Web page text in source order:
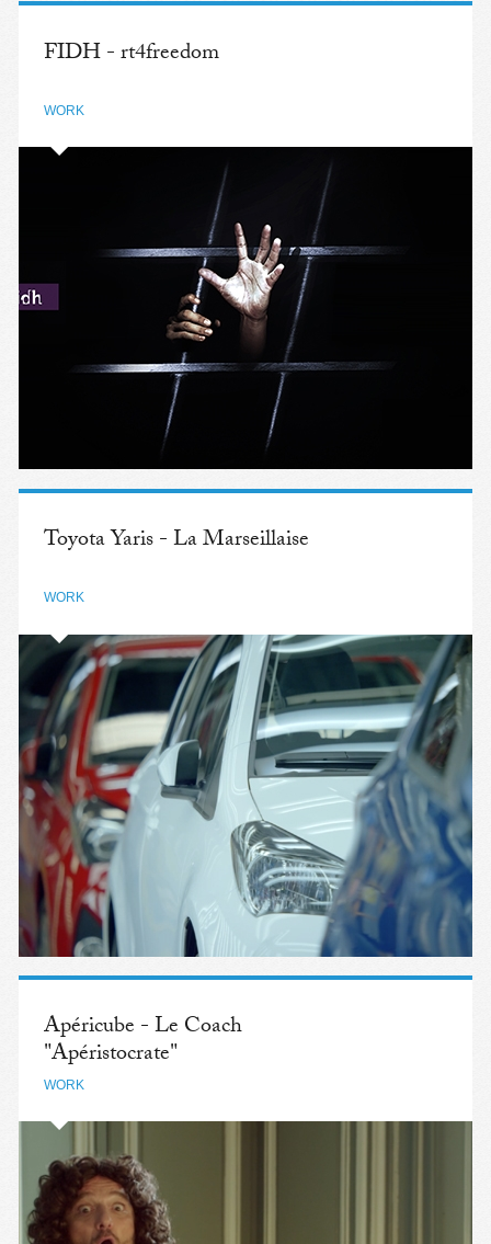
FIDH - rt4freedom
WORK
Toyota Yaris - La Marseillaise
WORK
Apéricube - Le Coach
"Apéristocrate"
WORK